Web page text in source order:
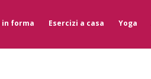
in forma Esercizi a casa Yoga